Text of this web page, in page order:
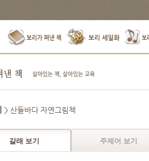
> 산들바다 자연그림책
갈래 보기 주제어 보기